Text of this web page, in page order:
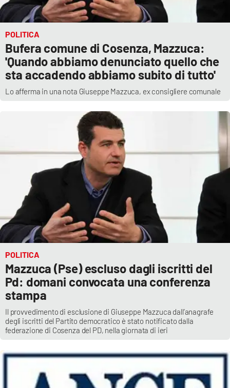
POLITICA
Bufera comune di Cosenza, Mazzuca:
'Quando abbiamo denunciato quello che
sta accadendo abbiamo subito di tutto'
Lo afferma in una nota Giuseppe Mazzuca, ex consigliere comunale
POLITICA
Mazzuca (Pse) escluso dagli iscritti del
Pd: domani convocata una conferenza
stampa
Il provvedimento di esclusione di Giuseppe Mazzuca dall’anagrafe
degli iscritti del Partito democratico è stato notificato dalla
federazione di Cosenza del PD, nella giornata di ieri